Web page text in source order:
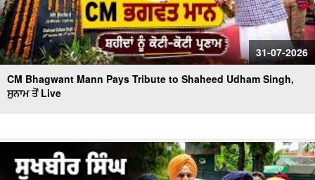
31-07-2026
CM Bhagwant Mann Pays Tribute to Shaheed Udham Singh,
ਸੁਨਾਮ ਤੋਂ Live